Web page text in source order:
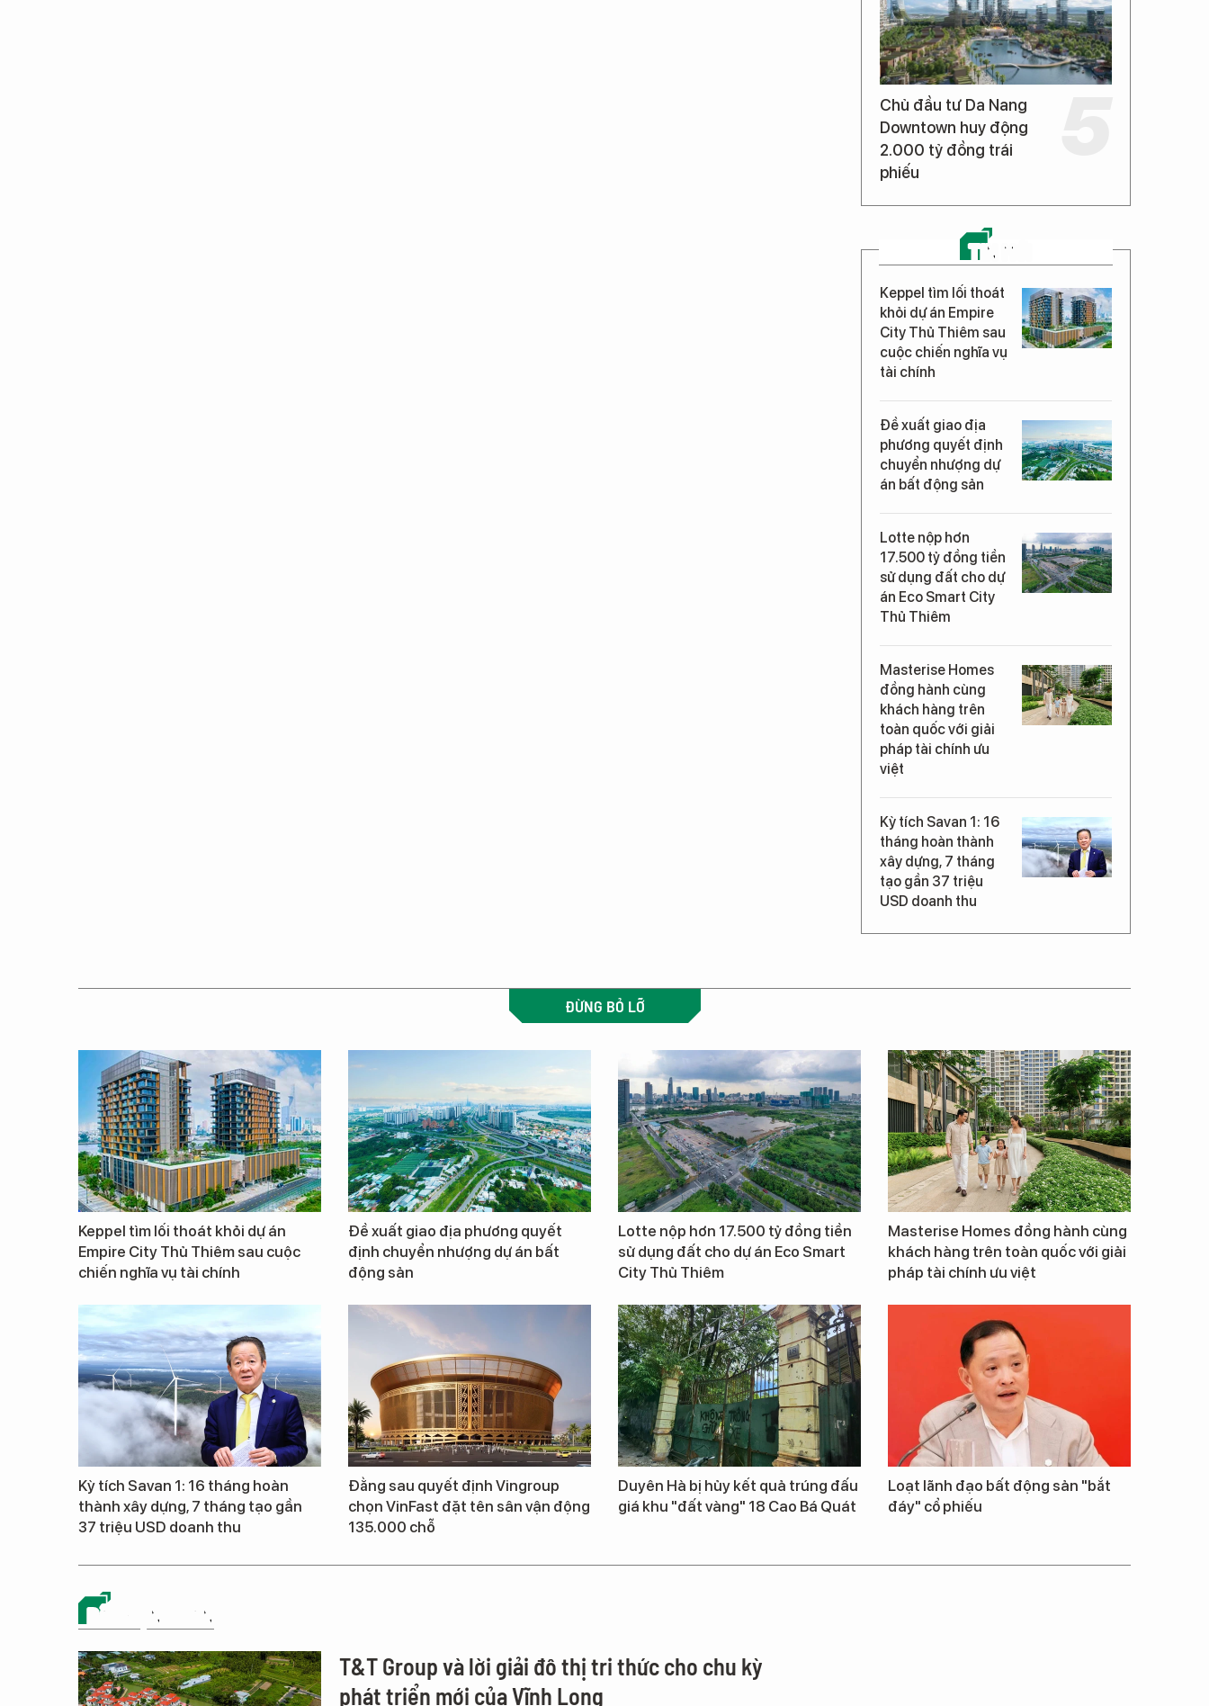
Chủ đầu tư Da Nang
Downtown huy động
2.000 tỷ đồng trái
phiếu
TIN MỚI
Keppel tìm lối thoát
khỏi dự án Empire
City Thủ Thiêm sau
cuộc chiến nghĩa vụ
tài chính
Đề xuất giao địa
phương quyết định
chuyển nhượng dự
án bất động sản
Lotte nộp hơn
17.500 tỷ đồng tiền
sử dụng đất cho dự
án Eco Smart City
Thủ Thiêm
Masterise Homes
đồng hành cùng
khách hàng trên
toàn quốc với giải
pháp tài chính ưu
việt
Kỳ tích Savan 1: 16
tháng hoàn thành
xây dựng, 7 tháng
tạo gần 37 triệu
USD doanh thu
ĐỪNG BỎ LỠ
Keppel tìm lối thoát khỏi dự án
Empire City Thủ Thiêm sau cuộc
chiến nghĩa vụ tài chính
Đề xuất giao địa phương quyết
định chuyển nhượng dự án bất
động sản
Lotte nộp hơn 17.500 tỷ đồng tiền
sử dụng đất cho dự án Eco Smart
City Thủ Thiêm
Masterise Homes đồng hành cùng
khách hàng trên toàn quốc với giải
pháp tài chính ưu việt
Kỳ tích Savan 1: 16 tháng hoàn
thành xây dựng, 7 tháng tạo gần
37 triệu USD doanh thu
Đằng sau quyết định Vingroup
chọn VinFast đặt tên sân vận động
135.000 chỗ
Duyên Hà bị hủy kết quả trúng đấu
giá khu "đất vàng" 18 Cao Bá Quát
Loạt lãnh đạo bất động sản "bắt
đáy" cổ phiếu
BẤT ĐỘNG SẢN
T&T Group và lời giải đô thị tri thức cho chu kỳ
phát triển mới của Vĩnh Long